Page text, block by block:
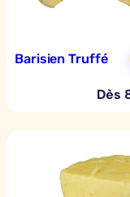
Barisien Truffé
Dès